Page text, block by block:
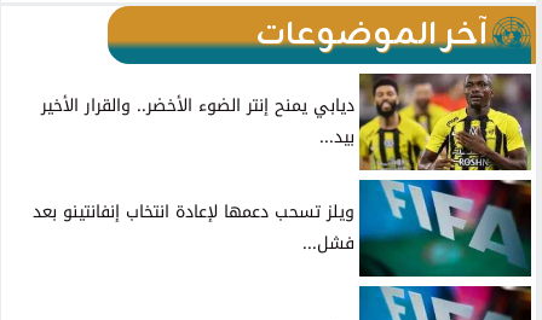
آخر الموضوعات
ديابي يمنح إنتر الضوء الأخضر.. والقرار الأخير
بيد...
ويلز تسحب دعمها لإعادة انتخاب إنفانتينو بعد
فشل...